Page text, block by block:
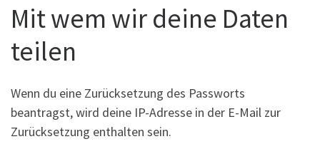
Mit wem wir deine Daten
teilen
Wenn du eine Zurücksetzung des Passworts
beantragst, wird deine IP-Adresse in der E-Mail zur
Zurücksetzung enthalten sein.